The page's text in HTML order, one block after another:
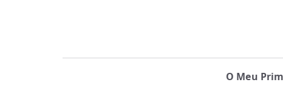
O Meu